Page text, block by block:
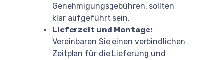
Genehmigungsgebühren, sollten
klar aufgeführt sein.
Lieferzeit und Montage:
Vereinbaren Sie einen verbindlichen
Zeitplan für die Lieferung und